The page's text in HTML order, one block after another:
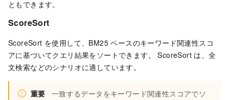
ともできます。
ScoreSort
ScoreSort を使用して、BM25 ベースのキーワード関連性スコ
アに基づいてクエリ結果をソートできます。 ScoreSort は、全
文検索などのシナリオに適しています。
重要
一致するデータをキーワード関連性スコアでソ